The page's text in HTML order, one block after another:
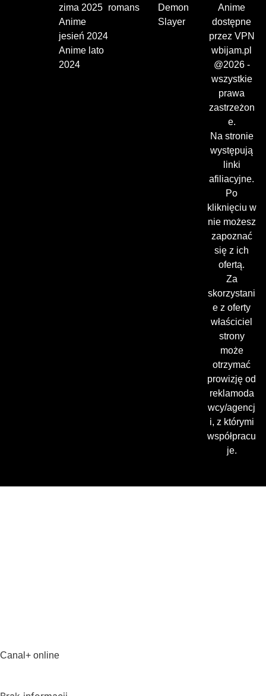
zima 2025
Anime
jesień 2024
Anime lato
2024
romans
Demon
Slayer
Anime
dostępne
przez VPN
wbijam.pl
@2026 -
wszystkie
prawa
zastrzeżon
e.
Na stronie
występują
linki
afiliacyjne.
Po
kliknięciu w
nie możesz
zapoznać
się z ich
ofertą.
Za
skorzystani
e z oferty
właściciel
strony
może
otrzymać
prowizję od
reklamoda
wcy/agencj
i, z którymi
współpracu
je.
Canal+ online